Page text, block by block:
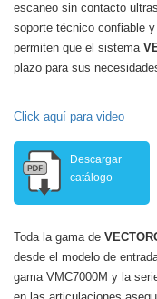
escaneo sin contacto
soporte técnico confiable
permiten que el sistema
plazo para sus
Click aquí para video
Descargar
catálogo
Toda la gama de
desde el modelo de
gama VMC7000M y la